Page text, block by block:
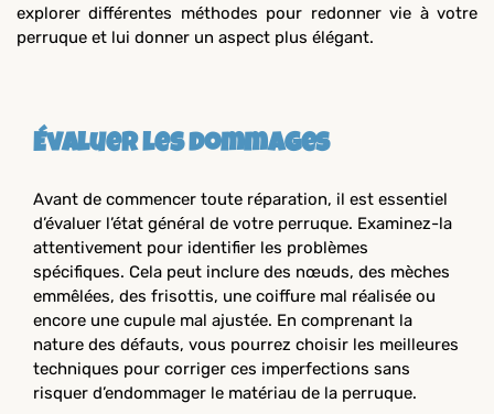
explorer différentes méthodes pour redonner vie à votre
perruque et lui donner un aspect plus élégant.
Évaluer les dommages
Avant de commencer toute réparation, il est essentiel
d’évaluer l’état général de votre perruque. Examinez-la
attentivement pour identifier les problèmes
spécifiques. Cela peut inclure des nœuds, des mèches
emmêlées, des frisottis, une coiffure mal réalisée ou
encore une cupule mal ajustée. En comprenant la
nature des défauts, vous pourrez choisir les meilleures
techniques pour corriger ces imperfections sans
risquer d’endommager le matériau de la perruque.